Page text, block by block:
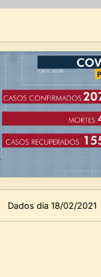
Dados dia 18/02/2021